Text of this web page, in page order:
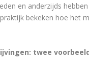
en anderzijds
bekeken hoe het
twee